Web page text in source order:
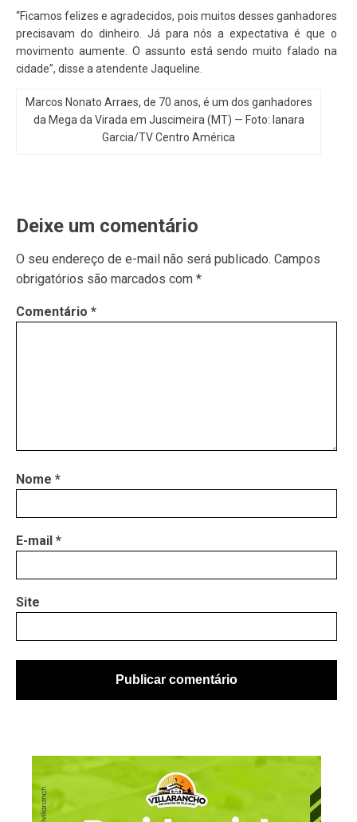
“Ficamos felizes e agradecidos, pois muitos desses ganhadores
precisavam do dinheiro. Já para nós a expectativa é que o
movimento aumente. O assunto está sendo muito falado na
cidade”, disse a atendente Jaqueline.
Marcos Nonato Arraes, de 70 anos, é um dos ganhadores
da Mega da Virada em Juscimeira (MT) — Foto: Ianara
Garcia/TV Centro América
Deixe um comentário
O seu endereço de e-mail não será publicado. Campos
obrigatórios são marcados com *
Comentário *
Nome *
E-mail *
Site